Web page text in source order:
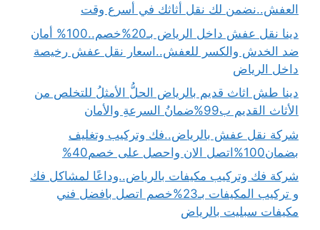
العفش..نضمن لك نقل أثاثك في أسرع وقت
دينا نقل عفش داخل الرياض بـ20%خصم..100% أمان
ضد الخدش والكسر للعفش..اسعار نقل عفش رخيصة
داخل الرياض
دينا طش اثاث قديم بالرياض الحلُّ الأمثلُ للتخلص من
الأثاث القديم ب99%ضمانُ السرعةِ والأمان
شركة نقل عفش بالرياض..فك وتركيب وتغليف
بضمان100%اتصل الان واحصل على خصم40%
شركة فك وتركيب مكيفات بالرياض..وداعًا لمشاكل فك
و تركيب المكيفات بـ23%خصم اتصل بافضل فني
مكيفات سبليت بالرياض